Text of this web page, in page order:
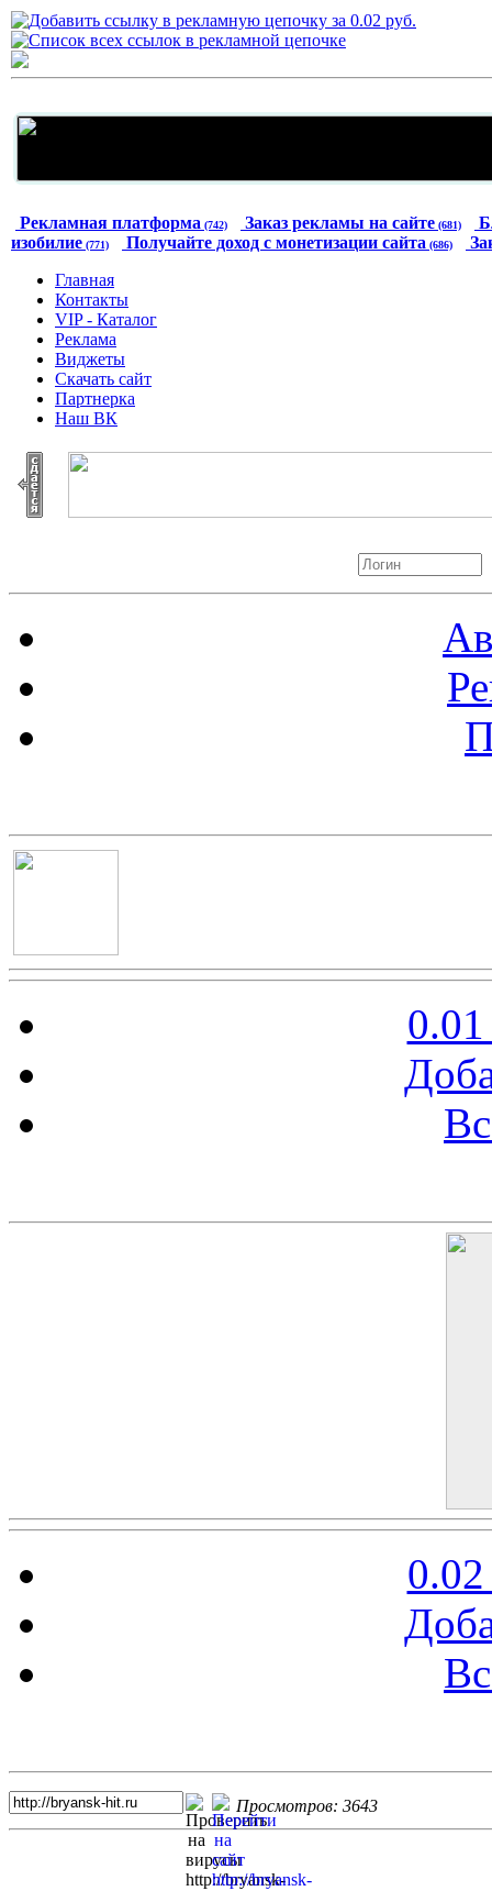
Рекламная платформа (742) Заказ рекламы на сайте (681)
изобилие (771) Получайте доход с монетизации сайта (686)
Главная
Контакты
VIP - Каталог
Реклама
Виджеты
Скачать сайт
Партнерка
Наш ВК
Просмотров: 3643